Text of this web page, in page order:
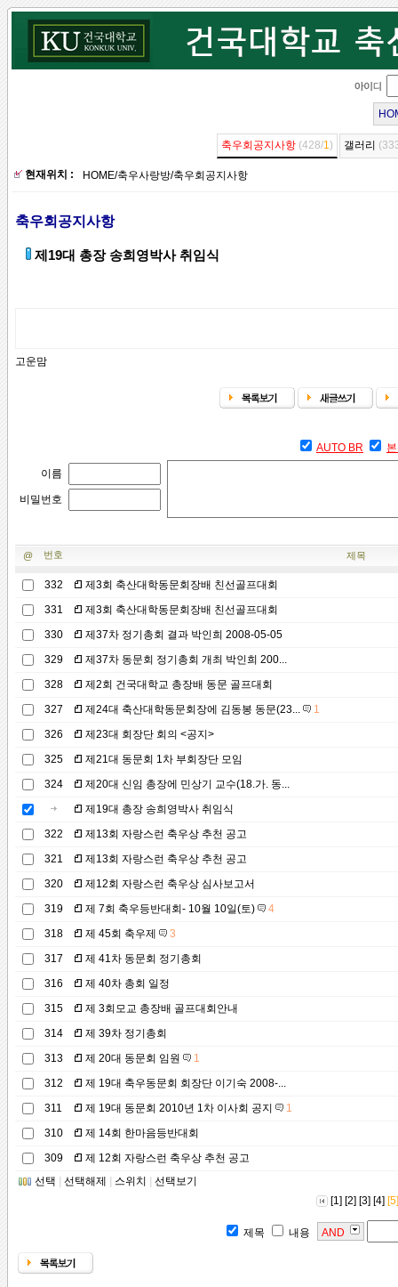
축우회공지사항 (428/1) 갤러리
현재위치 : HOME/축우사랑방/축우회공지사항
축우회공지사항
제19대 총장 송희영박사 취임식
고운맘
AUTO BR
이름
비밀번호
@ 번호 제목
332
제3회 축산대학동문회장배 친선골프대회
331
제3회 축산대학동문회장배 친선골프대회
330
제37차 정기총회 결과 박인희 2008-05-05
329
제37차 동문회 정기총회 개최 박인희 200...
328
제2회 건국대학교 총장배 동문 골프대회
327
제24대 축산대학동문회장에 김동봉 동문(23...
1
326
제23대 회장단 회의 <공지>
325
제21대 동문회 1차 부회장단 모임
324
제20대 신임 총장에 민상기 교수(18.가. 동...
제19대 총장 송희영박사 취임식
322
제13회 자랑스런 축우상 추천 공고
321
제13회 자랑스런 축우상 추천 공고
320
제12회 자랑스런 축우상 심사보고서
319
제 7회 축우등반대회- 10월 10일(토)
4
318
제 45회 축우제
3
317
제 41차 동문회 정기총회
316
제 40차 총회 일정
315
제 3회모교 총장배 골프대회안내
314
제 39차 정기총회
313
제 20대 동문회 임원
1
312
제 19대 축우동문회 회장단 이기숙 2008-...
311
제 19대 동문회 2010년 1차 이사회 공지
1
310
제 14회 한마음등반대회
309
제 12회 자랑스런 축우상 추천 공고
선택
선택해제 스위치
선택보기
[1] [2] [3] [4] [5]
제목 내용 AND